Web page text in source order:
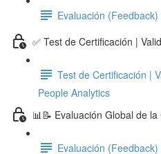
Evaluación
✅ Test de Certificación |
Test de Certificación |
People Analytics
📊📝 Evaluación Global de
Evaluación